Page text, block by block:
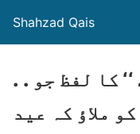
Shahzad Qais
. . دو لب ملیں گے ’’ محبت ‘‘ کا لفظ جو
ملاؤ کہ عید